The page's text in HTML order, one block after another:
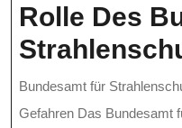
Rolle Des
Bundesamt für
Gefahren Das Bundesamt